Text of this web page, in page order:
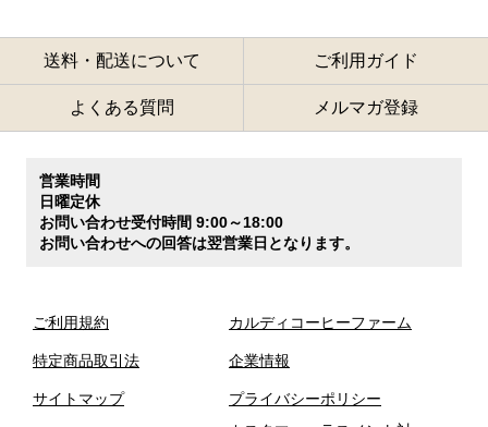
送料・配送について ご利用ガイド
よくある質問 メルマガ登録
営業時間
日曜定休
お問い合わせ受付時間 9:00～18:00
お問い合わせへの回答は翌営業日となります。
ご利用規約
特定商品取引法
サイトマップ
カルディコーヒーファーム
企業情報
プライバシーポリシー